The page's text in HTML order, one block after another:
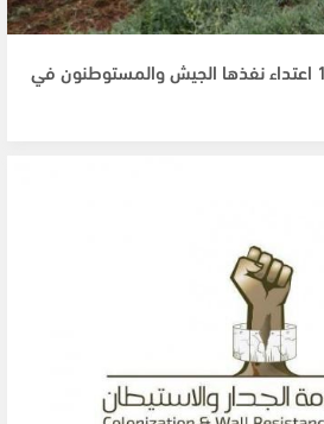
الجدار والاستيطان: 1965 اعتداء نفذها الجيش والمستوطنون في